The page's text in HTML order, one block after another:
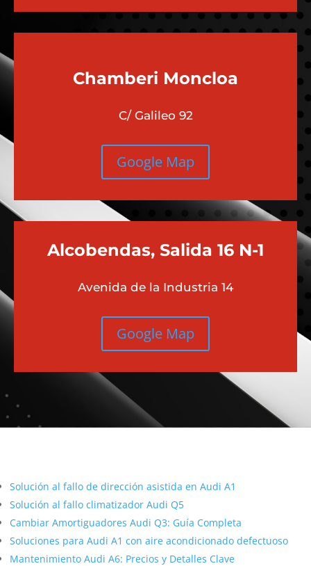
Chamberi Moncloa
C/ Galileo 92
Google Map
Alcobendas, Salida 16 N-1
Avenida de la Industria 14
Google Map
Solución al fallo de dirección asistida en Audi A1
Solución al fallo climatizador Audi Q5
Cambiar Amortiguadores Audi Q3: Guía Completa
Soluciones para Audi A1 con aire acondicionado defectuoso
Mantenimiento Audi A6: Precios y Detalles Clave